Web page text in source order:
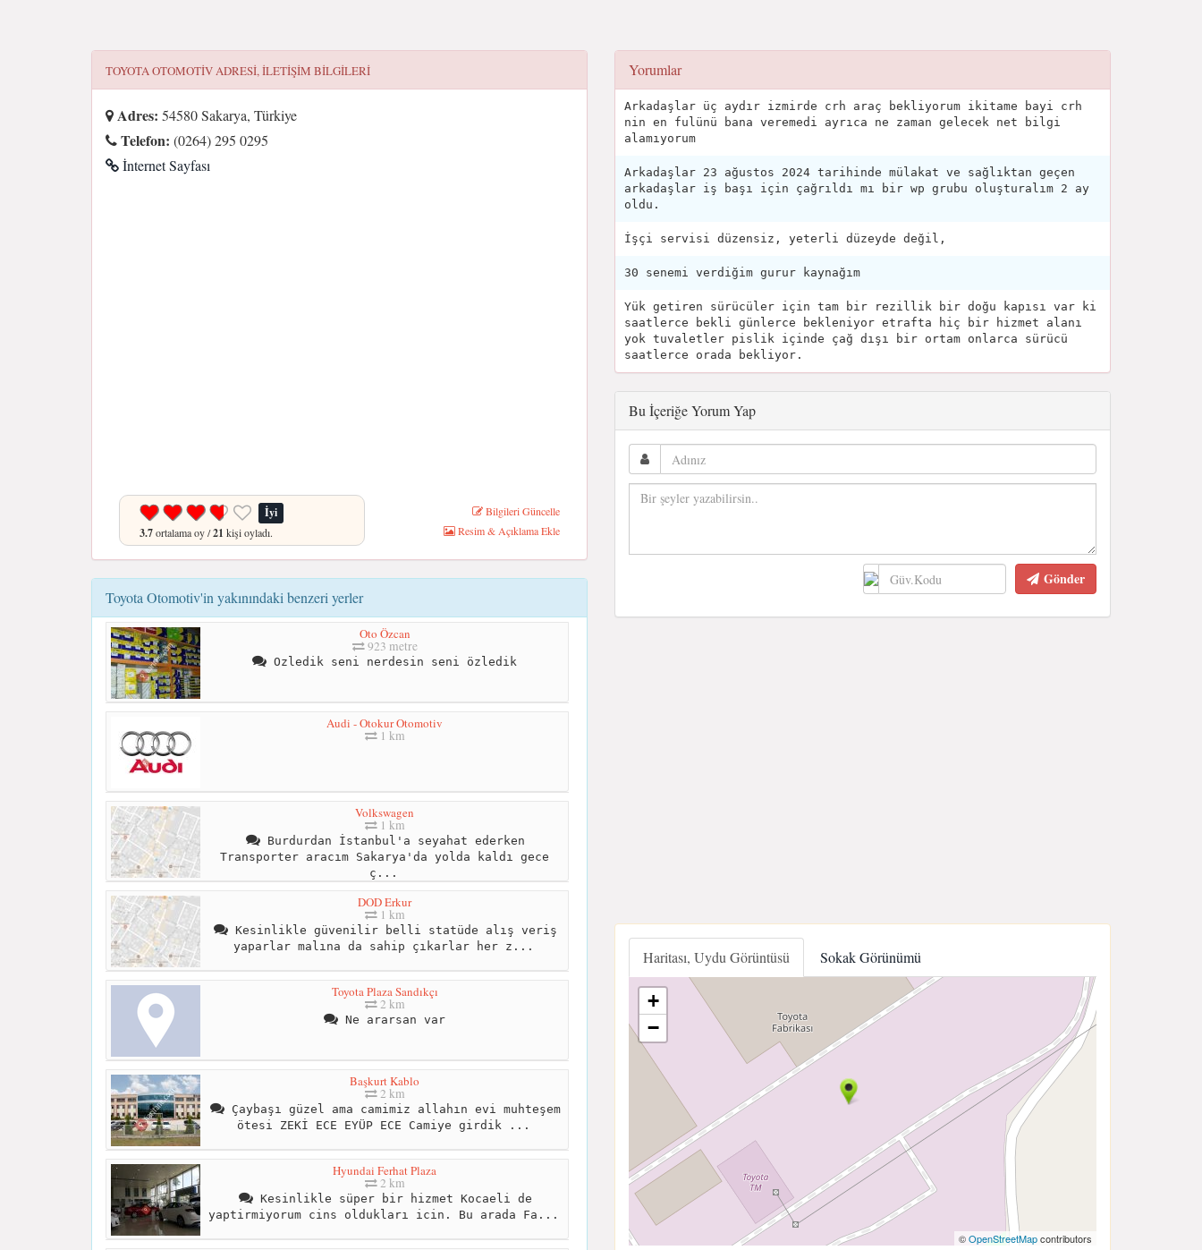
TOYOTA OTOMOTIVADRESI, ILETIŞIM BILGILERI
Adres: 54580 Sakarya, Türkiye
Telefon: (0264) 295 0295
İnternet Sayfası
İyi
3.7ortalama oy /21 kişi oyladı.
Bilgileri Güncelle
Resim & Açıklama Ekle
Toyota Otomotiv'in yakınındaki benzeri yerler
Oto Özcan
923 metre
Ozledik seni nerdesin seni özledik
Audi - Otokur Otomotiv
1 km
Volkswagen
1 km
Burdurdan İstanbul'a seyahat ederken
Transporter aracım Sakarya'da yolda kaldı gece
ç...
DOD Erkur
1 km
Kesinlikle güvenilir belli statüde alış veriş
yaparlar malına da sahip çıkarlar her z...
Toyota Plaza Sandıkçı
2 km
Ne ararsan var
Başkurt Kablo
2 km
Çaybaşı güzel ama camimiz allahın evi muhteşem
ötesi ZEKİ ECE EYÜP ECE Camiye girdik ...
Hyundai Ferhat Plaza
2 km
Kesinlikle süper bir hizmet Kocaeli de
yaptirmiyorum cins oldukları icin. Bu arada Fa...
Yorumlar
Arkadaşlar üç aydır izmirde crh araç bekliyorum ikitame bayi crh
nin en fulünü bana veremedi ayrıca ne zaman gelecek net bilgi
alamıyorum
Arkadaşlar 23 ağustos 2024 tarihinde mülakat ve sağlıktan geçen
arkadaşlar iş başı için çağrıldı mı bir wp grubu oluşturalım 2 ay
oldu.
İşçi servisi düzensiz, yeterli düzeyde değil,
30 senemi verdiğim gurur kaynağım
Yük getiren sürücüler için tam bir rezillik bir doğu kapısı var ki
saatlerce bekli günlerce bekleniyor etrafta hiç bir hizmet alanı
yok tuvaletler pislik içinde çağ dışı bir ortam onlarca sürücü
saatlerce orada bekliyor.
Bu İçeriğe Yorum Yap
Gönder
Haritası, Uydu Görüntüsü Sokak Görünümü
+
−
©OpenStreetMapcontributors